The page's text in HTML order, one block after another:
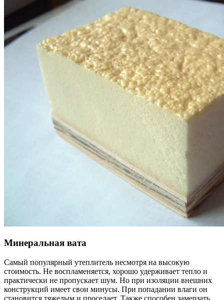
Минеральная вата
Самый популярный утеплитель несмотря на высокую
стоимость. Не воспламеняется, хорошо удерживает тепло и
практически не пропускает шум. Но при изоляции внешних
конструкций имеет свои минусы. При попадании влаги он
становится тяжелым и проседает. Также способен замерзать,